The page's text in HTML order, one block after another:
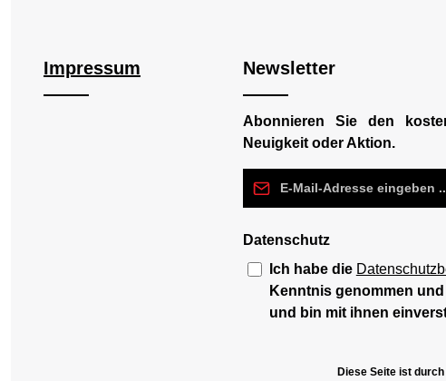
Impressum Newsletter
Abonnieren Sie den
Neuigkeit oder Aktion.
E-Mail-Adresse*
Datenschutz
Ich habe die
Kenntnis genommen
und bin mit ihnen
Diese Seite ist